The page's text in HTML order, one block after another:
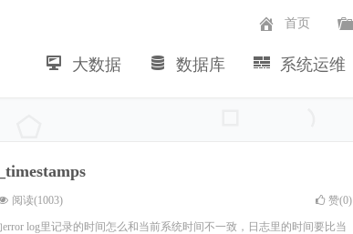
大数据 数据库 系统运维
首页
阅读(1003) 赞(0)
log里记录的时间怎么和当前系统时间不一致，日志里的时间要比当